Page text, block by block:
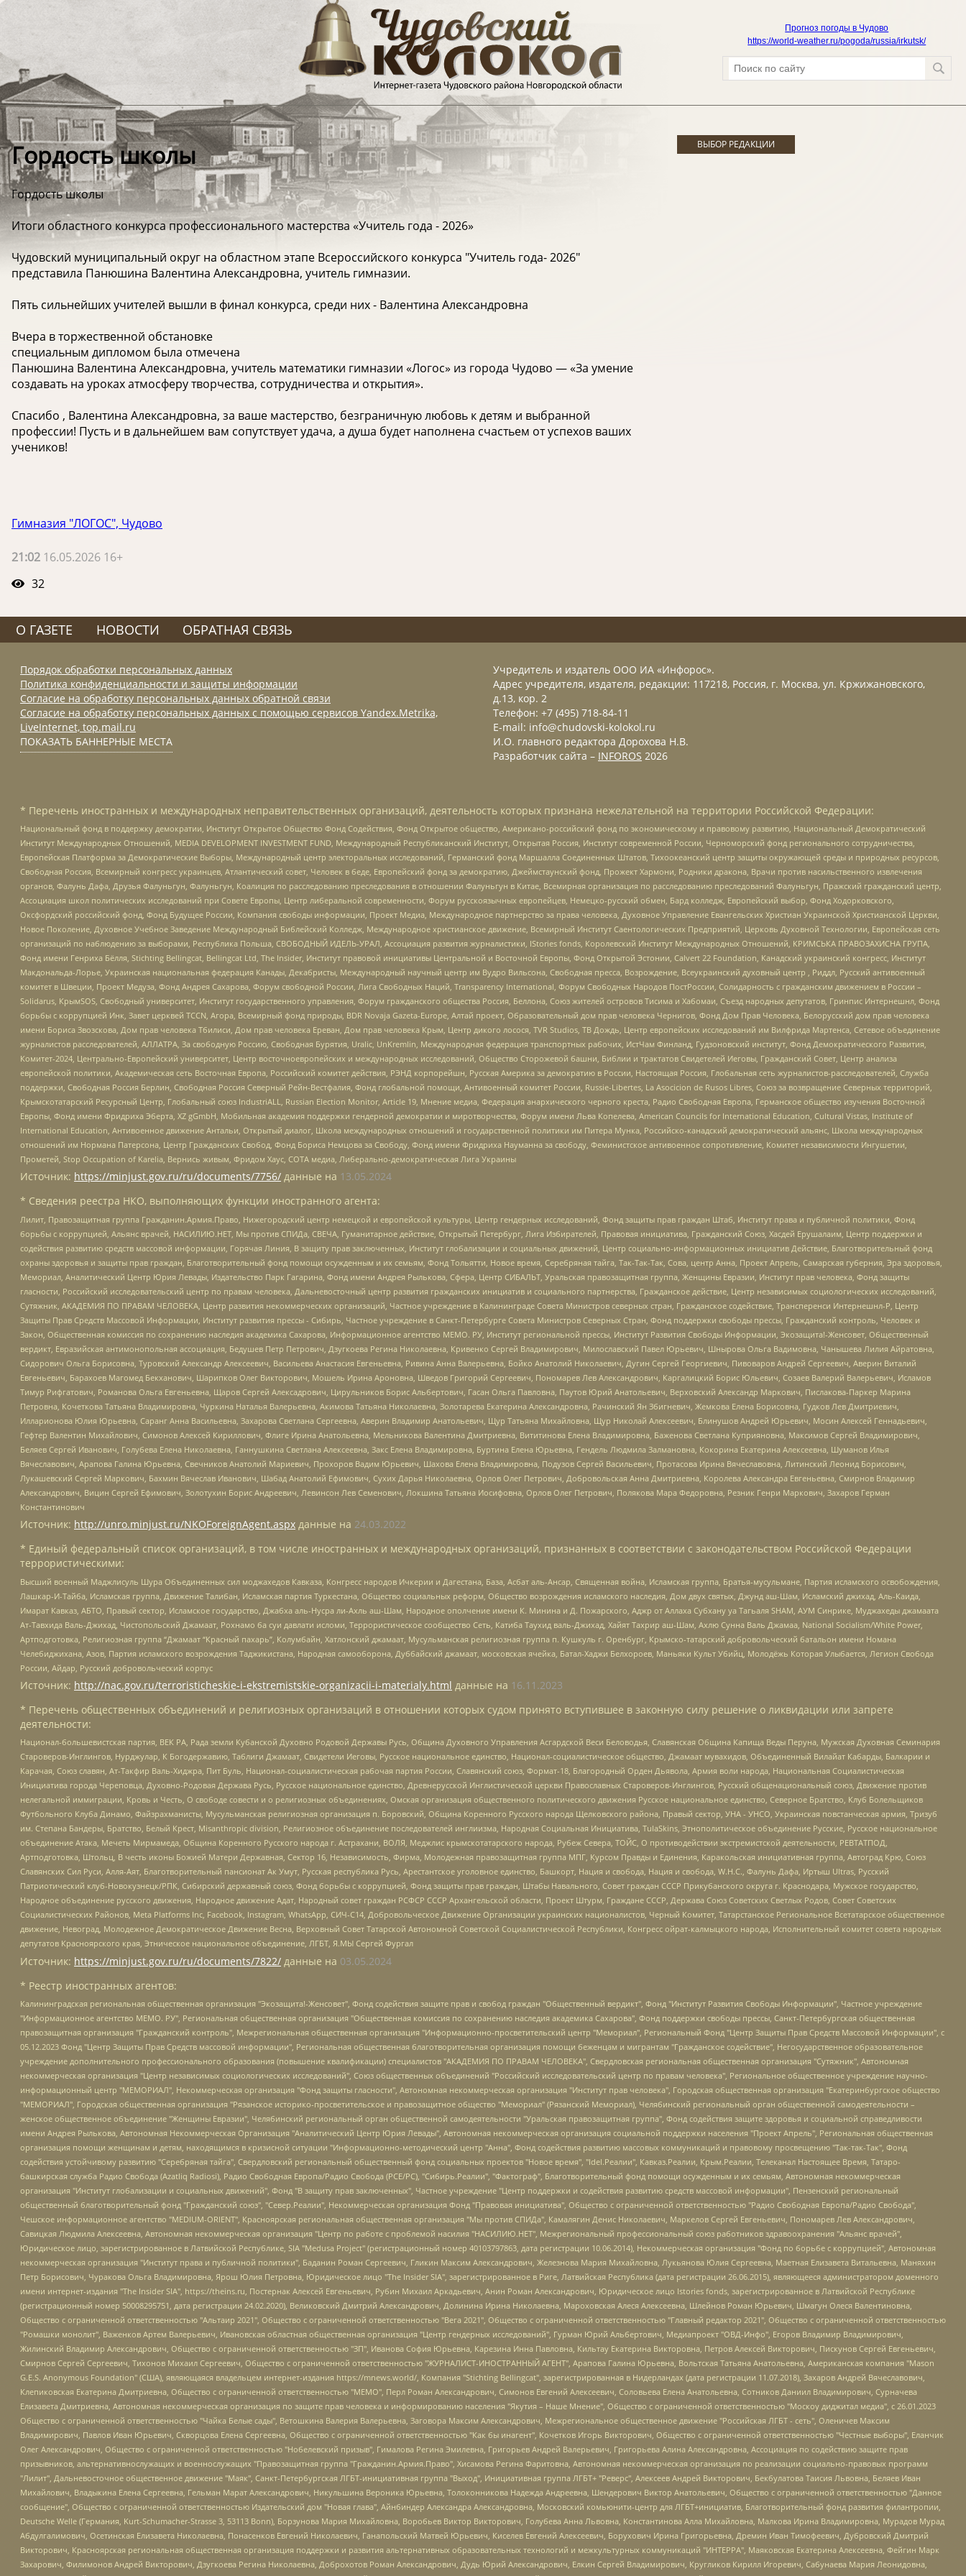
Прогноз погоды в Чудово
https://world-weather.ru/pogoda/russia/irkutsk/
Гордость школы
Гордость школы
Итоги областного конкурса профессионального мастерства «Учитель года - 2026»
Чудовский муниципальный округ на областном этапе Всероссийского конкурса "Учитель года- 2026"
представила Панюшина Валентина Александровна, учитель гимназии.
Пять сильнейших учителей вышли в финал конкурса, среди них - Валентина Александровна
Вчера в торжественной обстановке
специальным дипломом была отмечена
Панюшина Валентина Александровна, учитель математики гимназии «Логос» из города Чудово — «За умение
создавать на уроках атмосферу творчества, сотрудничества и открытия».️
Спасибо , Валентина Александровна, за ваше мастерство, безграничную любовь к детям и выбранной
профессии! Пусть и в дальнейшем вам сопутствует удача, а душа будет наполнена счастьем от успехов ваших
учеников!
Гимназия "ЛОГОС", Чудово
21:02 16.05.2026 16+
32
ВЫБОР РЕДАКЦИИ
О ГАЗЕТЕ НОВОСТИ ОБРАТНАЯ СВЯЗЬ
Порядок обработки персональных данных
Политика конфиденциальности и защиты информации
Согласие на обработку персональных данных обратной связи
Согласие на обработку персональных данных с помощью сервисов Yandex.Metrika,
LiveInternet, top.mail.ru
ПОКАЗАТЬ БАННЕРНЫЕ МЕСТА
Учредитель и издатель ООО ИА «Инфорос».
Адрес учредителя, издателя, редакции: 117218, Россия, г. Москва, ул. Кржижановского,
д.13, кор. 2
Телефон: +7 (495) 718-84-11
E-mail: info@chudovski-kolokol.ru
И.О. главного редактора Дорохова Н.В.
Разработчик сайта – INFOROS 2026
* Перечень иностранных и международных неправительственных организаций, деятельность которых признана нежелательной на территории Российской Федерации:
Национальный фонд в поддержку демократии, Институт Открытое Общество Фонд Содействия, Фонд Открытое общество, Американо-российский фонд по экономическому и правовому развитию, Национальный Демократический
Институт Международных Отношений, MEDIA DEVELOPMENT INVESTMENT FUND, Международный Республиканский Институт, Открытая Россия, Институт современной России, Черноморский фонд регионального сотрудничества,
Европейская Платформа за Демократические Выборы, Международный центр электоральных исследований, Германский фонд Маршалла Соединенных Штатов, Тихоокеанский центр защиты окружающей среды и природных ресурсов,
Свободная Россия, Всемирный конгресс украинцев, Атлантический совет, Человек в беде, Европейский фонд за демократию, Джеймстаунский фонд, Прожект Хармони, Родники дракона, Врачи против насильственного извлечения
органов, Фалунь Дафа, Друзья Фалуньгун, Фалуньгун, Коалиция по расследованию преследования в отношении Фалуньгун в Китае, Всемирная организация по расследованию преследований Фалуньгун, Пражский гражданский центр,
Ассоциация школ политических исследований при Совете Европы, Центр либеральной современности, Форум русскоязычных европейцев, Немецко-русский обмен, Бард колледж, Европейский выбор, Фонд Ходорковского,
Оксфордский российский фонд, Фонд Будущее России, Компания свободы информации, Проект Медиа, Международное партнерство за права человека, Духовное Управление Евангельских Христиан Украинской Христианской Церкви,
Новое Поколение, Духовное Учебное Заведение Международный Библейский Колледж, Международное христианское движение, Всемирный Институт Саентологических Предприятий, Церковь Духовной Технологии, Европейская сеть
организаций по наблюдению за выборами, Республика Польша, СВОБОДНЫЙ ИДЕЛЬ-УРАЛ, Ассоциация развития журналистики, IStories fonds, Королевский Институт Международных Отношений, КРИМСЬКА ПРАВОЗАХИСНА ГРУПА,
Фонд имени Генриха Бёлля, Stichting Bellingcat, Bellingcat Ltd, The Insider, Институт правовой инициативы Центральной и Восточной Европы, Фонд Открытой Эстонии, Calvert 22 Foundation, Канадский украинский конгресс, Институт
Макдональда-Лорье, Украинская национальная федерация Канады, Декабристы, Международный научный центр им Вудро Вильсона, Свободная пресса, Возрождение, Всеукраинский духовный центр , Риддл, Русский антивоенный
комитет в Швеции, Проект Медуза, Фонд Андрея Сахарова, Форум свободной России, Лига Свободных Наций, Transparеncy International, Форум Свободных Народов ПостРоссии, Солидарность с гражданским движением в России –
Solidarus, КрымSOS, Свободный университет, Институт государственного управления, Форум гражданского общества Россия, Беллона, Союз жителей островов Тисима и Хабомаи, Съезд народных депутатов, Гринпис Интернешнл, Фонд
борьбы с коррупцией Инк, Завет церквей TCCN, Агора, Всемирный фонд природы, BDR Novaja Gazeta-Europe, Алтай проект, Образовательный дом прав человека Чернигов, Фонд Дом Прав Человека, Белорусский дом прав человека
имени Бориса Звозскова, Дом прав человека Тбилиси, Дом прав человека Ереван, Дом прав человека Крым, Центр дикого лосося, TVR Studios, ТВ Дождь, Центр европейских исследований им Вилфрида Мартенса, Сетевое объединение
журналистов расследователей, АЛЛАТРА, За свободную Россию, Свободная Бурятия, Uralic, UnKremlin, Международная федерация транспортных рабочих, ИстЧам Финланд, Гудзоновский институт, Фонд Демократического Развития,
Комитет-2024, Центрально-Европейский университет, Центр восточноевропейских и международных исследований, Общество Сторожевой башни, Библии и трактатов Свидетелей Иеговы, Гражданский Совет, Центр анализа
европейской политики, Академическая сеть Восточная Европа, Российский комитет действия, РЭНД корпорейшн, Русская Америка за демократию в России, Настоящая Россия, Глобальная сеть журналистов-расследователей, Служба
поддержки, Свободная Россия Берлин, Свободная Россия Северный Рейн-Вестфалия, Фонд глобальной помощи, Антивоенный комитет России, Russie-Libertes, La Asocicion de Rusos Libres, Союз за возвращение Северных территорий,
Крымскотатарский Ресурсный Центр, Глобальный союз IndustriALL, Russian Election Monitor, Article 19, Мнение медиа, Федерация анархического черного креста, Радио Свободная Европа, Германское общество изучения Восточной
Европы, Фонд имени Фридриха Эберта, XZ gGmbH, Мобильная академия поддержки гендерной демократии и миротворчества, Форум имени Льва Копелева, American Councils for International Education, Cultural Vistas, Institute of
International Education, Антивоенное движение Антальи, Открытый диалог, Школа международных отношений и государственной политики им Питера Мунка, Российско-канадский демократический альянс, Школа международных
отношений им Нормана Патерсона, Центр Гражданских Свобод, Фонд Бориса Немцова за Свободу, Фонд имени Фридриха Науманна за свободу, Феминистское антивоенное сопротивление, Комитет независимости Ингушетии,
Прометей, Stop Occupation of Karelia, Вернись живым, Фридом Хаус, СОТА медиа, Либерально-демократическая Лига Украины
Источник: https://minjust.gov.ru/ru/documents/7756/ данные на 13.05.2024
* Сведения реестра НКО, выполняющих функции иностранного агента:
Лилит, Правозащитная группа Гражданин.Армия.Право, Нижегородский центр немецкой и европейской культуры, Центр гендерных исследований, Фонд защиты прав граждан Штаб, Институт права и публичной политики, Фонд
борьбы с коррупцией, Альянс врачей, НАСИЛИЮ.НЕТ, Мы против СПИДа, СВЕЧА, Гуманитарное действие, Открытый Петербург, Лига Избирателей, Правовая инициатива, Гражданский Союз, Хасдей Ерушалаим, Центр поддержки и
содействия развитию средств массовой информации, Горячая Линия, В защиту прав заключенных, Институт глобализации и социальных движений, Центр социально-информационных инициатив Действие, Благотворительный фонд
охраны здоровья и защиты прав граждан, Благотворительный фонд помощи осужденным и их семьям, Фонд Тольятти, Новое время, Серебряная тайга, Так-Так-Так, Сова, центр Анна, Проект Апрель, Самарская губерния, Эра здоровья,
Мемориал, Аналитический Центр Юрия Левады, Издательство Парк Гагарина, Фонд имени Андрея Рылькова, Сфера, Центр СИБАЛЬТ, Уральская правозащитная группа, Женщины Евразии, Институт прав человека, Фонд защиты
гласности, Российский исследовательский центр по правам человека, Дальневосточный центр развития гражданских инициатив и социального партнерства, Гражданское действие, Центр независимых социологических исследований,
Сутяжник, АКАДЕМИЯ ПО ПРАВАМ ЧЕЛОВЕКА, Центр развития некоммерческих организаций, Частное учреждение в Калининграде Совета Министров северных стран, Гражданское содействие, Трансперенси Интернешнл-Р, Центр
Защиты Прав Средств Массовой Информации, Институт развития прессы - Сибирь, Частное учреждение в Санкт-Петербурге Совета Министров Северных Стран, Фонд поддержки свободы прессы, Гражданский контроль, Человек и
Закон, Общественная комиссия по сохранению наследия академика Сахарова, Информационное агентство МЕМО. РУ, Институт региональной прессы, Институт Развития Свободы Информации, Экозащита!-Женсовет, Общественный
вердикт, Евразийская антимонопольная ассоциация, Бедушев Петр Петрович, Дзугкоева Регина Николаевна, Кривенко Сергей Владимирович, Милославский Павел Юрьевич, Шнырова Ольга Вадимовна, Чанышева Лилия Айратовна,
Сидорович Ольга Борисовна, Туровский Александр Алексеевич, Васильева Анастасия Евгеньевна, Ривина Анна Валерьевна, Бойко Анатолий Николаевич, Дугин Сергей Георгиевич, Пивоваров Андрей Сергеевич, Аверин Виталий
Евгеньевич, Барахоев Магомед Бекханович, Шарипков Олег Викторович, Мошель Ирина Ароновна, Шведов Григорий Сергеевич, Пономарев Лев Александрович, Каргалицкий Борис Юльевич, Созаев Валерий Валерьевич, Исламов
Тимур Рифгатович, Романова Ольга Евгеньевна, Щаров Сергей Алексадрович, Цирульников Борис Альбертович, Гасан Ольга Павловна, Паутов Юрий Анатольевич, Верховский Александр Маркович, Пислакова-Паркер Марина
Петровна, Кочеткова Татьяна Владимировна, Чуркина Наталья Валерьевна, Акимова Татьяна Николаевна, Золотарева Екатерина Александровна, Рачинский Ян Збигневич, Жемкова Елена Борисовна, Гудков Лев Дмитриевич,
Илларионова Юлия Юрьевна, Саранг Анна Васильевна, Захарова Светлана Сергеевна, Аверин Владимир Анатольевич, Щур Татьяна Михайловна, Щур Николай Алексеевич, Блинушов Андрей Юрьевич, Мосин Алексей Геннадьевич,
Гефтер Валентин Михайлович, Симонов Алексей Кириллович, Флиге Ирина Анатольевна, Мельникова Валентина Дмитриевна, Вититинова Елена Владимировна, Баженова Светлана Куприяновна, Максимов Сергей Владимирович,
Беляев Сергей Иванович, Голубева Елена Николаевна, Ганнушкина Светлана Алексеевна, Закс Елена Владимировна, Буртина Елена Юрьевна, Гендель Людмила Залмановна, Кокорина Екатерина Алексеевна, Шуманов Илья
Вячеславович, Арапова Галина Юрьевна, Свечников Анатолий Мариевич, Прохоров Вадим Юрьевич, Шахова Елена Владимировна, Подузов Сергей Васильевич, Протасова Ирина Вячеславовна, Литинский Леонид Борисович,
Лукашевский Сергей Маркович, Бахмин Вячеслав Иванович, Шабад Анатолий Ефимович, Сухих Дарья Николаевна, Орлов Олег Петрович, Добровольская Анна Дмитриевна, Королева Александра Евгеньевна, Смирнов Владимир
Александрович, Вицин Сергей Ефимович, Золотухин Борис Андреевич, Левинсон Лев Семенович, Локшина Татьяна Иосифовна, Орлов Олег Петрович, Полякова Мара Федоровна, Резник Генри Маркович, Захаров Герман
Константинович
Источник: http://unro.minjust.ru/NKOForeignAgent.aspx данные на 24.03.2022
* Единый федеральный список организаций, в том числе иностранных и международных организаций, признанных в соответствии с законодательством Российской Федерации
террористическими:
Высший военный Маджлисуль Шура Объединенных сил моджахедов Кавказа, Конгресс народов Ичкерии и Дагестана, База, Асбат аль-Ансар, Священная война, Исламская группа, Братья-мусульмане, Партия исламского освобождения,
Лашкар-И-Тайба, Исламская группа, Движение Талибан, Исламская партия Туркестана, Общество социальных реформ, Общество возрождения исламского наследия, Дом двух святых, Джунд аш-Шам, Исламский джихад, Аль-Каида,
Имарат Кавказ, АБТО, Правый сектор, Исламское государство, Джабха аль-Нусра ли-Ахль аш-Шам, Народное ополчение имени К. Минина и Д. Пожарского, Аджр от Аллаха Субхану уа Тагьаля SHAM, АУМ Синрике, Муджахеды джамаата
Ат-Тавхида Валь-Джихад, Чистопольский Джамаат, Рохнамо ба суи давлати исломи, Террористическое сообщество Сеть, Катиба Таухид валь-Джихад, Хайят Тахрир аш-Шам, Ахлю Сунна Валь Джамаа, National Socialism/White Power,
Артподготовка, Религиозная группа “Джамаат “Красный пахарь”, Колумбайн, Хатлонский джамаат, Мусульманская религиозная группа п. Кушкуль г. Оренбург, Крымско-татарский добровольческий батальон имени Номана
Челебиджихана, Азов, Партия исламского возрождения Таджикистана, Народная самооборона, Дуббайский джамаат, московская ячейка, Батал-Хаджи Белхороев, Маньяки Культ Убийц, Молодёжь Которая Улыбается, Легион Свобода
России, Айдар, Русский добровольческий корпус
Источник: http://nac.gov.ru/terroristicheskie-i-ekstremistskie-organizacii-i-materialy.html данные на 16.11.2023
* Перечень общественных объединений и религиозных организаций в отношении которых судом принято вступившее в законную силу решение о ликвидации или запрете
деятельности:
Национал-большевистская партия, ВЕК РА, Рада земли Кубанской Духовно Родовой Державы Русь, Община Духовного Управления Асгардской Веси Беловодья, Славянская Община Капища Веды Перуна, Мужская Духовная Семинария
Староверов-Инглингов, Нурджулар, К Богодержавию, Таблиги Джамаат, Свидетели Иеговы, Русское национальное единство, Национал-социалистическое общество, Джамаат мувахидов, Объединенный Вилайат Кабарды, Балкарии и
Карачая, Союз славян, Ат-Такфир Валь-Хиджра, Пит Буль, Национал-социалистическая рабочая партия России, Славянский союз, Формат-18, Благородный Орден Дьявола, Армия воли народа, Национальная Социалистическая
Инициатива города Череповца, Духовно-Родовая Держава Русь, Русское национальное единство, Древнерусской Инглистической церкви Православных Староверов-Инглингов, Русский общенациональный союз, Движение против
нелегальной иммиграции, Кровь и Честь, О свободе совести и о религиозных объединениях, Омская организация общественного политического движения Русское национальное единство, Северное Братство, Клуб Болельщиков
Футбольного Клуба Динамо, Файзрахманисты, Мусульманская религиозная организация п. Боровский, Община Коренного Русского народа Щелковского района, Правый сектор, УНА - УНСО, Украинская повстанческая армия, Тризуб
им. Степана Бандеры, Братство, Белый Крест, Misanthropic division, Религиозное объединение последователей инглиизма, Народная Социальная Инициатива, TulaSkins, Этнополитическое объединение Русские, Русское национальное
объединение Атака, Мечеть Мирмамеда, Община Коренного Русского народа г. Астрахани, ВОЛЯ, Меджлис крымскотатарского народа, Рубеж Севера, ТОЙС, О противодействии экстремистской деятельности, РЕВТАТПОД,
Артподготовка, Штольц, В честь иконы Божией Матери Державная, Сектор 16, Независимость, Фирма, Молодежная правозащитная группа МПГ, Курсом Правды и Единения, Каракольская инициативная группа, Автоград Крю, Союз
Славянских Сил Руси, Алля-Аят, Благотворительный пансионат Ак Умут, Русская республика Русь, Арестантское уголовное единство, Башкорт, Нация и свобода, Нация и свобода, W.H.С., Фалунь Дафа, Иртыш Ultras, Русский
Патриотический клуб-Новокузнецк/РПК, Сибирский державный союз, Фонд борьбы с коррупцией, Фонд защиты прав граждан, Штабы Навального, Совет граждан СССР Прикубанского округа г. Краснодара, Мужское государство,
Народное объединение русского движения, Народное движение Адат, Народный совет граждан РСФСР СССР Архангельской области, Проект Штурм, Граждане СССР, Держава Союз Советских Светлых Родов, Совет Советских
Социалистических Районов, Meta Platforms Inc, Facebook, Instagram, WhatsApp, СИЧ-С14, Добровольческое Движение Организации украинских националистов, Черный Комитет, Татарстанское Региональное Всетатарское общественное
движение, Невоград, Молодежное Демократическое Движение Весна, Верховный Совет Татарской Автономной Советской Социалистической Республики, Конгресс ойрат-калмыцкого народа, Исполнительный комитет совета народных
депутатов Красноярского края, Этническое национальное объединение, ЛГБТ, Я.МЫ Сергей Фургал
Источник: https://minjust.gov.ru/ru/documents/7822/ данные на 03.05.2024
* Реестр иностранных агентов:
Калининградская региональная общественная организация "Экозащита!-Женсовет", Фонд содействия защите прав и свобод граждан "Общественный вердикт", Фонд "Институт Развития Свободы Информации", Частное учреждение "Информационное агентство МЕМО. РУ", Региональная общественная организация "Общественная комиссия по сохранению наследия академика Сахарова", Фонд поддержки свободы прессы, Санкт-Петербургская общественная правозащитная организация "Гражданский контроль", Межрегиональная общественная организация "Информационно-просветительский центр "Мемориал", Региональный Фонд "Центр Защиты Прав Средств Массовой Информации", с 05.12.2023 Фонд "Центр Защиты Прав Средств массовой информации", Региональная общественная благотворительная организация помощи беженцам и мигрантам "Гражданское содействие", Негосударственное образовательное учреждение дополнительного профессионального образования (повышение квалификации) специалистов "АКАДЕМИЯ ПО ПРАВАМ ЧЕЛОВЕКА", Свердловская региональная общественная организация "Сутяжник", Автономная некоммерческая организация "Центр независимых социологических исследований", Союз общественных объединений "Российский исследовательский центр по правам человека", Региональное общественное учреждение научно-информационный центр "МЕМОРИАЛ", Некоммерческая организация "Фонд защиты гласности", Автономная некоммерческая организация "Институт прав человека", Городская общественная организация "Екатеринбургское общество "МЕМОРИАЛ", Городская общественная организация "Рязанское историко-просветительское и правозащитное общество "Мемориал" (Рязанский Мемориал), Челябинский региональный орган общественной самодеятельности – женское общественное объединение "Женщины Евразии", Челябинский региональный орган общественной самодеятельности "Уральская правозащитная группа", Фонд содействия защите здоровья и социальной справедливости имени Андрея Рылькова, Автономная Некоммерческая Организация "Аналитический Центр Юрия Левады", Автономная некоммерческая организация социальной поддержки населения "Проект Апрель", Региональная общественная организация помощи женщинам и детям, находящимся в кризисной ситуации "Информационно-методический центр "Анна", Фонд содействия развитию массовых коммуникаций и правовому просвещению "Так-так-Так", Фонд содействия устойчивому развитию "Серебряная тайга", Свердловский региональный общественный фонд социальных проектов "Новое время", "Idel.Реалии", Кавказ.Реалии, Крым.Реалии, Телеканал Настоящее Время, Татаро-башкирская служба Радио Свобода (Azatliq Radiosi), Радио Свободная Европа/Радио Свобода (PCE/PC), "Сибирь.Реалии", "Фактограф", Благотворительный фонд помощи осужденным и их семьям, Автономная некоммерческая организация "Институт глобализации и социальных движений", Фонд "В защиту прав заключенных", Частное учреждение "Центр поддержки и содействия развитию средств массовой информации", Пензенский региональный общественный благотворительный фонд "Гражданский союз", "Север.Реалии", Некоммерческая организация Фонд "Правовая инициатива", Общество с ограниченной ответственностью "Радио Свободная Европа/Радио Свобода", Чешское информационное агентство "MEDIUM-ORIENT", Красноярская региональная общественная организация "Мы против СПИДа", Камалягин Денис Николаевич, Маркелов Сергей Евгеньевич, Пономарев Лев Александрович, Савицкая Людмила Алексеевна, Автономная некоммерческая организация "Центр по работе с проблемой насилия "НАСИЛИЮ.НЕТ", Межрегиональный профессиональный союз работников здравоохранения "Альянс врачей", Юридическое лицо, зарегистрированное в Латвийской Республике, SIA "Medusa Project" (регистрационный номер 40103797863, дата регистрации 10.06.2014), Некоммерческая организация "Фонд по борьбе с коррупцией", Автономная некоммерческая организация "Институт права и публичной политики", Баданин Роман Сергеевич, Гликин Максим Александрович, Железнова Мария Михайловна, Лукьянова Юлия Сергеевна, Маетная Елизавета Витальевна, Маняхин Петр Борисович, Чуракова Ольга Владимировна, Ярош Юлия Петровна, Юридическое лицо "The Insider SIA", зарегистрированное в Риге, Латвийская Республика (дата регистрации 26.06.2015), являющееся администратором доменного имени интернет-издания "The Insider SIA", https://theins.ru, Постернак Алексей Евгеньевич, Рубин Михаил Аркадьевич, Анин Роман Александрович, Юридическое лицо Istories fonds, зарегистрированное в Латвийской Республике (регистрационный номер 50008295751, дата регистрации 24.02.2020), Великовский Дмитрий Александрович, Долинина Ирина Николаевна, Мароховская Алеся Алексеевна, Шлейнов Роман Юрьевич, Шмагун Олеся Валентиновна, Общество с ограниченной ответственностью "Альтаир 2021", Общество с ограниченной ответственностью "Вега 2021", Общество с ограниченной ответственностью "Главный редактор 2021", Общество с ограниченной ответственностью "Ромашки монолит", Важенков Артем Валерьевич, Ивановская областная общественная организация "Центр гендерных исследований", Гурман Юрий Альбертович, Медиапроект "ОВД-Инфо", Егоров Владимир Владимирович, Жилинский Владимир Александрович, Общество с ограниченной ответственностью "ЗП", Иванова София Юрьевна, Карезина Инна Павловна, Кильтау Екатерина Викторовна, Петров Алексей Викторович, Пискунов Сергей Евгеньевич, Смирнов Сергей Сергеевич, Тихонов Михаил Сергеевич, Общество с ограниченной ответственностью "ЖУРНАЛИСТ-ИНОСТРАННЫЙ АГЕНТ", Арапова Галина Юрьевна, Вольтская Татьяна Анатольевна, Американская компания "Mason G.E.S. Anonymous Foundation" (США), являющаяся владельцем интернет-издания https://mnews.world/, Компания "Stichting Bellingcat", зарегистрированная в Нидерландах (дата регистрации 11.07.2018), Захаров Андрей Вячеславович, Клепиковская Екатерина Дмитриевна, Общество с ограниченной ответственностью "МЕМО", Перл Роман Александрович, Симонов Евгений Алексеевич, Соловьева Елена Анатольевна, Сотников Даниил Владимирович, Сурначева Елизавета Дмитриевна, Автономная некоммерческая организация по защите прав человека и информированию населения "Якутия – Наше Мнение", Общество с ограниченной ответственностью "Москоу диджитал медиа", с 26.01.2023 Общество с ограниченной ответственностью "Чайка Белые сады", Ветошкина Валерия Валерьевна, Заговора Максим Александрович, Межрегиональное общественное движение "Российская ЛГБТ - сеть", Оленичев Максим Владимирович, Павлов Иван Юрьевич, Скворцова Елена Сергеевна, Общество с ограниченной ответственностью "Как бы инагент", Кочетков Игорь Викторович, Общество с ограниченной ответственностью "Честные выборы", Еланчик Олег Александрович, Общество с ограниченной ответственностью "Нобелевский призыв", Гималова Регина Эмилевна, Григорьев Андрей Валерьевич, Григорьева Алина Александровна, Ассоциация по содействию защите прав призывников, альтернативнослужащих и военнослужащих "Правозащитная группа "Гражданин.Армия.Право", Хисамова Регина Фаритовна, Автономная некоммерческая организация по реализации социально-правовых программ "Лилит", Дальневосточное общественное движение "Маяк", Санкт-Петербургская ЛГБТ-инициативная группа "Выход", Инициативная группа ЛГБТ+ "Реверс", Алексеев Андрей Викторович, Бекбулатова Таисия Львовна, Беляев Иван Михайлович, Владыкина Елена Сергеевна, Гельман Марат Александрович, Никульшина Вероника Юрьевна, Толоконникова Надежда Андреевна, Шендерович Виктор Анатольевич, Общество с ограниченной ответственностью "Данное сообщение", Общество с ограниченной ответственностью Издательский дом "Новая глава", Айнбиндер Александра Александровна, Московский комьюнити-центр для ЛГБТ+инициатив, Благотворительный фонд развития филантропии, Deutsche Welle (Германия, Kurt-Schumacher-Strasse 3, 53113 Bonn), Борзунова Мария Михайловна, Воробьев Виктор Викторович, Голубева Анна Львовна, Константинова Алла Михайловна, Малкова Ирина Владимировна, Мурадов Мурад Абдулгалимович, Осетинская Елизавета Николаевна, Понасенков Евгений Николаевич, Ганапольский Матвей Юрьевич, Киселев Евгений Алексеевич, Борухович Ирина Григорьевна, Дремин Иван Тимофеевич, Дубровский Дмитрий Викторович, Красноярская региональная общественная организация поддержки и развития альтернативных образовательных технологий и межкультурных коммуникаций "ИНТЕРРА", Маяковская Екатерина Алексеевна, Фейгин Марк Захарович, Филимонов Андрей Викторович, Дзугкоева Регина Николаевна, Доброхотов Роман Александрович, Дудь Юрий Александрович, Елкин Сергей Владимирович, Кругликов Кирилл Игоревич, Сабунаева Мария Леонидовна, Семенов Алексей Владимирович, Шаинян Карен Багратович, Шульман Екатерина Михайловна, Асафьев Артур Валерьевич, Вахштайн Виктор Семенович, Венедиктов Алексей Алексеевич, Лушникова Екатерина Евгеньевна, Волков Леонид Михайлович, Невзоров Александр Глебович, Пархоменко Сергей Борисович, Сироткин Ярослав Николаевич, Кара-Мурза Владимир Владимирович, Баранова Наталья Владимировна, Гозман Леонид Яковлевич, Кагарлицкий Борис Юльевич, Климарев Михаил Валерьевич, Милов Владимир Станиславович, Автономная некоммерческая организация Краснодарский центр современного искусства "Типография", Моргенштерн Алишер Тагирович, Соболь Любовь Эдуардовна, Общество с ограниченной ответственностью "ЛИЗА НОРМ", Каспаров Гарри Кимович, Ходорковский Михаил Борисович, Общество с ограниченной ответственностью "Апрельские тезисы", Данилович Ирина Брониславовна, Кашин Олег Владимирович, Петров Николай Владимирович, Пивоваров Алексей Владимирович, Соколов Михаил Владимирович, Цветкова Юлия Владимировна, Чичваркин Евгений Александрович, Комитет против пыток/Команда против пыток, Общество с ограниченной ответственностью "Первый научный", Общество с ограниченной ответственностью "Вертолет и ко", Белоцерковская Вероника Борисовна, Кац Максим Евгеньевич, Лазарева Татьяна Юрьевна, Шаведдинов Руслан Табризович, Яшин Илья Валерьевич, Общество с ограниченной ответственностью "Иноагент ААВ", Алешковский Дмитрий Петрович, Альбац Евгения Марковна, Быков Дмитрий Львович, Галямина Юлия Евгеньевна, Лойко Сергей Леонидович, Мартынов Кирилл Константинович, Медведев Сергей Александрович, Крашенинников Федор Геннадиевич, Гордеева Катерина Вл